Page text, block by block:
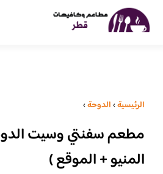
الرئيسية›الدوحة›
مطعم سفنتي وسيت
المنيو + الموقع )